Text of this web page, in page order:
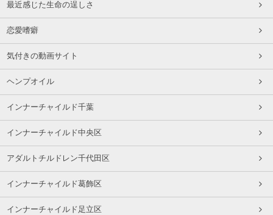
最近感じた生命の逞しさ
恋愛嗜癖
気付きの動画サイト
ヘンプオイル
インナーチャイルド千葉
インナーチャイルド中央区
アダルトチルドレン千代田区
インナーチャイルド葛飾区
インナーチャイルド足立区